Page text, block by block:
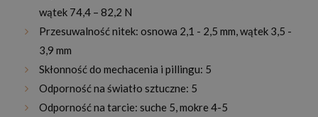
wątek 74,4 – 82,2 N
Przesuwalność nitek: osnowa 2,1 - 2,5 mm, wątek 3,5 -
3,9 mm
Skłonność do mechacenia i pillingu: 5
Odporność na światło sztuczne: 5
Odporność na tarcie: suche 5, mokre 4-5